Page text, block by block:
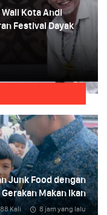
Kota Andi
Festival Dayak
Junk Food dengan
Gerakan Makan Ikan
Kali 8 jam yang lalu